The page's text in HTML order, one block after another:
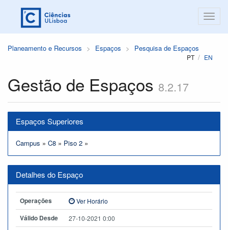
Planeamento e Recursos Espaços Pesquisa de Espaços
PT EN
Gestão de Espaços 8.2.17
Espaços Superiores
Campus » C8 » Piso 2 »
Detalhes do Espaço
Operações Ver Horário
Válido Desde 27-10-2021 0:00